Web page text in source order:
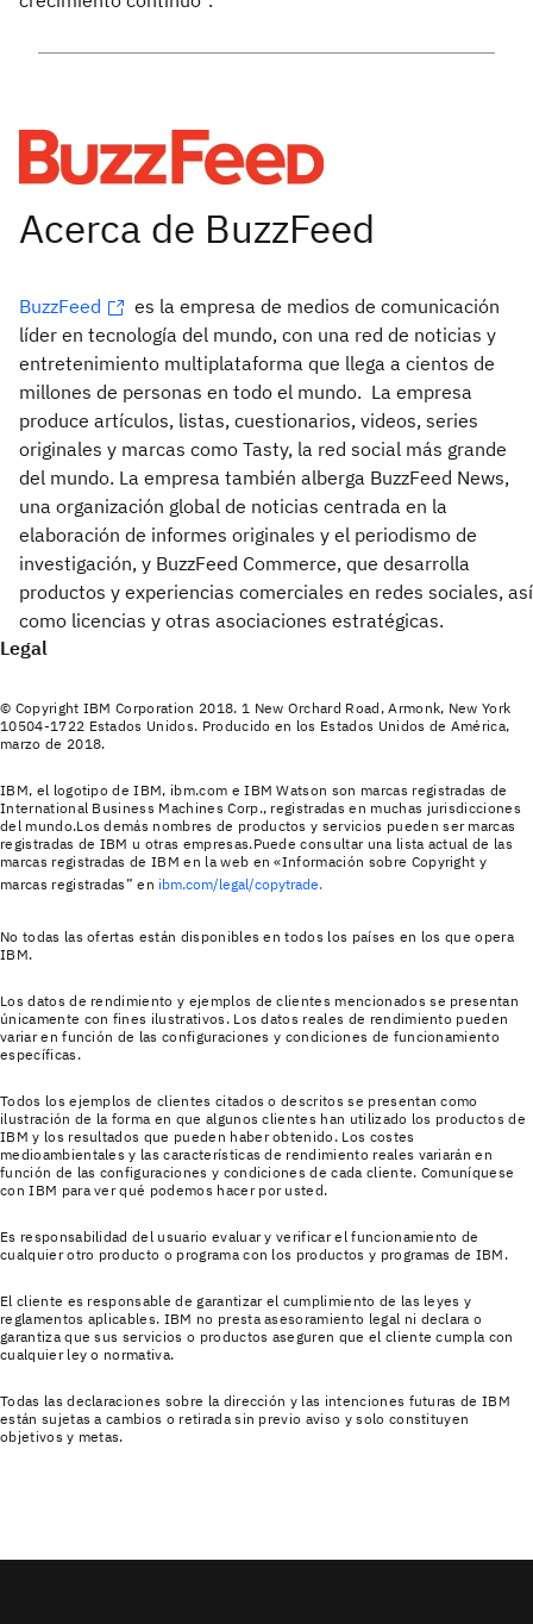
BuzzFeed
es la empresa de medios de comunicación
líder en tecnología del mundo, con una red de noticias y
entretenimiento multiplataforma que llega a cientos de
millones de personas en todo el mundo. La empresa
produce artículos, listas, cuestionarios, videos, series
originales y marcas como Tasty, la red social más grande
del mundo. La empresa también alberga BuzzFeed News,
una organización global de noticias centrada en la
elaboración de informes originales y el periodismo de
investigación, y BuzzFeed Commerce, que desarrolla
productos y experiencias comerciales en redes sociales, así
como licencias y otras asociaciones estratégicas.
Legal
© Copyright IBM Corporation 2018. 1 New Orchard Road, Armonk, New York
10504-1722 Estados Unidos. Producido en los Estados Unidos de América,
marzo de 2018.
IBM, el logotipo de IBM, ibm.com e IBM Watson son marcas registradas de
International Business Machines Corp., registradas en muchas jurisdicciones
del mundo.Los demás nombres de productos y servicios pueden ser marcas
registradas de IBM u otras empresas.Puede consultar una lista actual de las
marcas registradas de IBM en la web en «Información sobre Copyright y
marcas registradas” en ibm.com/legal/copytrade.
No todas las ofertas están disponibles en todos los países en los que opera
IBM.
Los datos de rendimiento y ejemplos de clientes mencionados se presentan
únicamente con fines ilustrativos. Los datos reales de rendimiento pueden
variar en función de las configuraciones y condiciones de funcionamiento
específicas.
Todos los ejemplos de clientes citados o descritos se presentan como
ilustración de la forma en que algunos clientes han utilizado los productos de
IBM y los resultados que pueden haber obtenido. Los costes
medioambientales y las características de rendimiento reales variarán en
función de las configuraciones y condiciones de cada cliente. Comuníquese
con IBM para ver qué podemos hacer por usted.
Es responsabilidad del usuario evaluar y verificar el funcionamiento de
cualquier otro producto o programa con los productos y programas de IBM.
El cliente es responsable de garantizar el cumplimiento de las leyes y
reglamentos aplicables. IBM no presta asesoramiento legal ni declara o
garantiza que sus servicios o productos aseguren que el cliente cumpla con
cualquier ley o normativa.
Todas las declaraciones sobre la dirección y las intenciones futuras de IBM
están sujetas a cambios o retirada sin previo aviso y solo constituyen
objetivos y metas.